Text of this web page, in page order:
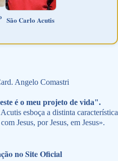
São Carlo Acutis
Angelo Comastri
é o meu projeto de vida".
esboça a distinta característica
Jesus, por Jesus, em Jesus».
no Site Oficial